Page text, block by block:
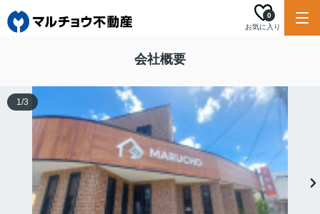
お気に入り
0
会社概要
1/3